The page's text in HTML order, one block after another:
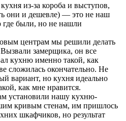
из-за короба и выступов,
они и дешевле) — это не наш
были, но не нашли
центрам мы решили делать
замерщика, он все
кухню именно такой, как
сложилась окончательно. Не
вариант, но кухня идеально
как мне нравится.
установили нашу кухню-
кривым стенам, им пришлось
шкафчиков, но результат